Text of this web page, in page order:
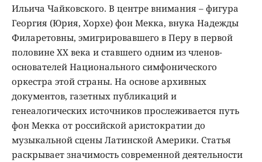
Ильича Чайковского. В центре внимания – фигура
Георгия (Юрия, Хорхе) фон Мекка, внука Надежды
Филаретовны, эмигрировавшего в Перу в первой
половине XX века и ставшего одним из членов-
основателей Национального симфонического
оркестра этой страны. На основе архивных
документов, газетных публикаций и
генеалогических источников прослеживается путь
фон Мекка от российской аристократии до
музыкальной сцены Латинской Америки. Статья
раскрывает значимость современной деятельности